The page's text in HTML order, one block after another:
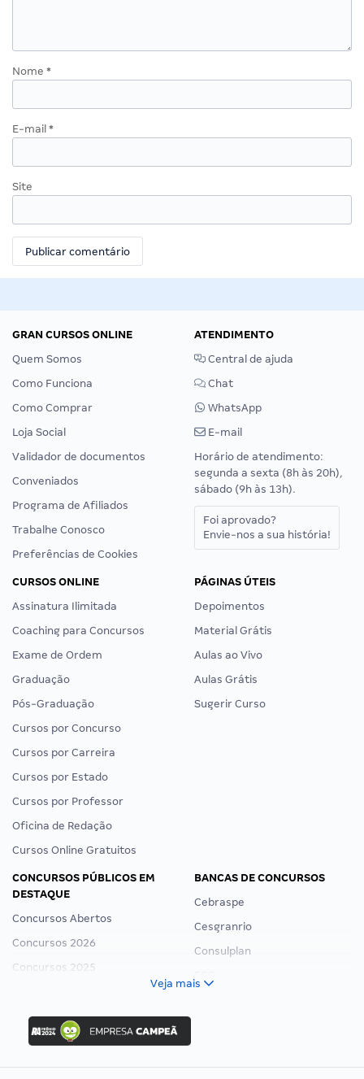
Nome *
E-mail *
Site
GRAN CURSOS ONLINE
Quem Somos
Como Funciona
Como Comprar
Loja Social
Validador de documentos
Conveniados
Programa de Afiliados
Trabalhe Conosco
Preferências de Cookies
ATENDIMENTO
Central de ajuda
Chat
WhatsApp
E-mail
Horário de atendimento:
segunda a sexta (8h às 20h),
sábado (9h às 13h).
Foi aprovado?
Envie-nos a sua história!
CURSOS ONLINE
Assinatura Ilimitada
Coaching para Concursos
Exame de Ordem
Graduação
Pós-Graduação
Cursos por Concurso
Cursos por Carreira
Cursos por Estado
Cursos por Professor
Oficina de Redação
Cursos Online Gratuitos
PÁGINAS ÚTEIS
Depoimentos
Material Grátis
Aulas ao Vivo
Aulas Grátis
Sugerir Curso
CONCURSOS PÚBLICOS EM
DESTAQUE
Concursos Abertos
Concursos 2026
Concursos 2025
Concurso Ibama
Concurso MPU
Editais publicados
BANCAS DE CONCURSOS
Cebraspe
Cesgranrio
Consulplan
Veja mais